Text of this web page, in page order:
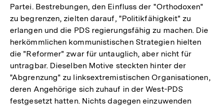
Partei. Bestrebungen, den Einfluss der "Orthodoxen"
zu begrenzen, zielten darauf, "Politikfähigkeit" zu
erlangen und die PDS regierungsfähig zu machen. Die
herkömmlichen kommunistischen Strategien hielten
die "Reformer" zwar für untauglich, aber nicht für
untragbar. Dieselben Motive steckten hinter der
"Abgrenzung" zu linksextremistischen Organisationen,
deren Angehörige sich zuhauf in der West-PDS
festgesetzt hatten. Nichts dagegen einzuwenden